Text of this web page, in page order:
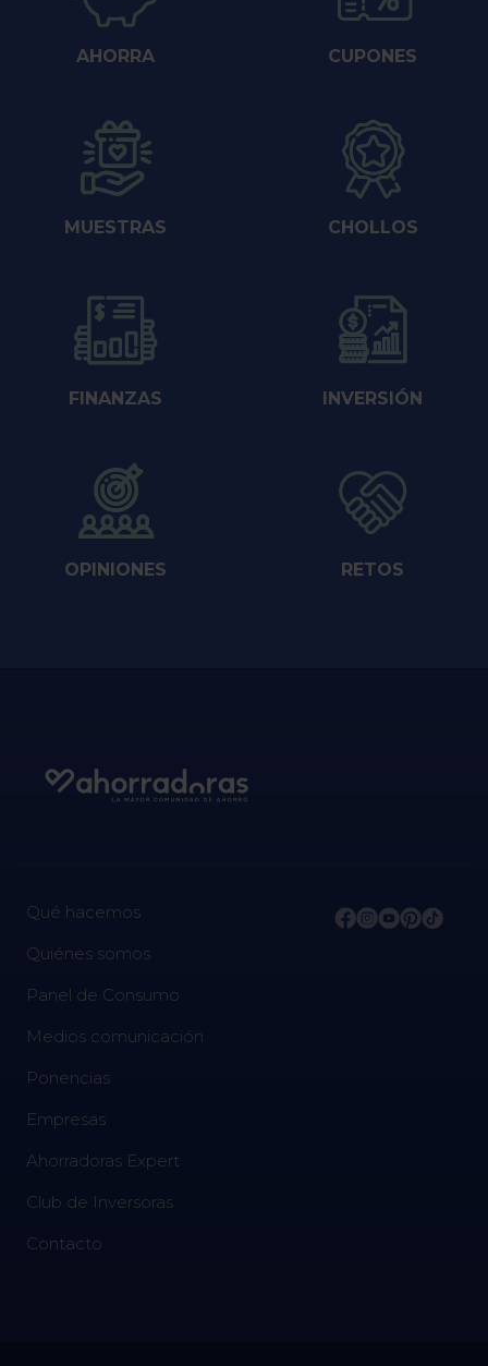
AHORRA CUPONES
MUESTRAS CHOLLOS
FINANZAS INVERSIÓN
OPINIONES RETOS
Qué hacemos
Quiénes somos
Panel de Consumo
Medios comunicación
Ponencias
Empresas
Ahorradoras Expert
Club de Inversoras
Contacto